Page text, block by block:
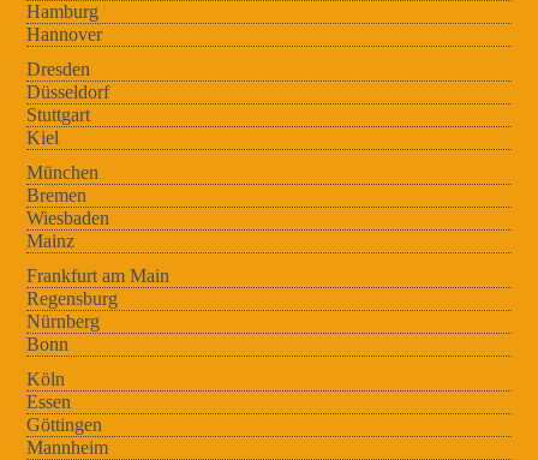
Hamburg
Hannover
Dresden
Düsseldorf
Stuttgart
Kiel
München
Bremen
Wiesbaden
Mainz
Frankfurt am Main
Regensburg
Nürnberg
Bonn
Köln
Essen
Göttingen
Mannheim